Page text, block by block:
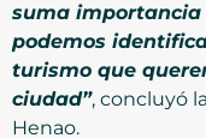
suma importancia
podemos
turismo que
ciudad”, concluyó
Henao.